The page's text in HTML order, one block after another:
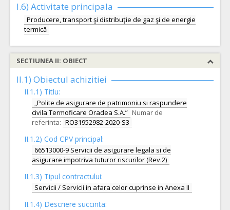
I.6) Activitate principala
Producere, transport şi distribuţie de gaz şi de energie
termică
SECTIUNEA II: OBIECT
II.1) Obiectul achizitiei
II.1.1) Titlu:
„Polite de asigurare de patrimoniu si raspundere
civila Termoficare Oradea S.A.” Numar de
referinta: RO31952982-2020-S3
II.1.2) Cod CPV principal:
66513000-9 Servicii de asigurare legala si de
asigurare impotriva tuturor riscurilor (Rev.2)
II.1.3) Tipul contractului:
Servicii / Servicii in afara celor cuprinse in Anexa II
II.1.4) Descriere succinta: